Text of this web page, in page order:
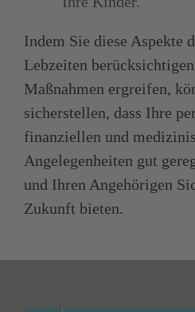
Indem Sie diese Aspekte
Lebzeiten
Maßnahmen ergreifen,
sicherstellen, dass Ihre
finanziellen und
Angelegenheiten gut
und Ihren Angehörigen
Zukunft bieten.